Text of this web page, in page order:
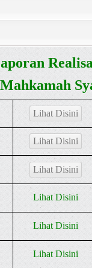
Mahkamah
Lihat Disini
Lihat Disini
Lihat Disini
Lihat Disini
Lihat Disini
Lihat Disini